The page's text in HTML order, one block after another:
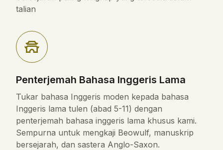
talian
Penterjemah Bahasa Inggeris Lama
Tukar bahasa Inggeris moden kepada bahasa
Inggeris lama tulen (abad 5-11) dengan
penterjemah bahasa inggeris lama khusus kami.
Sempurna untuk mengkaji Beowulf, manuskrip
bersejarah, dan sastera Anglo-Saxon.